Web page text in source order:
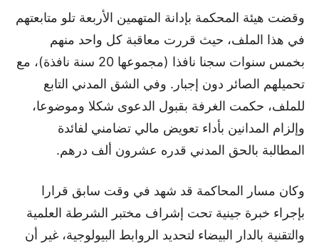
وقضت هيئة المحكمة بإدانة المتهمين الأربعة تلو متابعتهم
في هذا الملف، حيث قررت معاقبة كل واحد منهم
بخمس سنوات سجنا نافذا (مجموعها 20 سنة نافذة)، مع
تحميلهم الصائر دون إجبار. وفي الشق المدني التابع
للملف، حكمت الغرفة بقبول الدعوى شكلا وموضوعا،
وإلزام المدانين بأداء تعويض مالي تضامني لفائدة
المطالبة بالحق المدني قدره عشرون ألف درهم.
وكان مسار المحاكمة قد شهد في وقت سابق قرارا
بإجراء خبرة جينية تحت إشراف مختبر الشرطة العلمية
والتقنية بالدار البيضاء لتحديد الروابط البيولوجية، غير أن